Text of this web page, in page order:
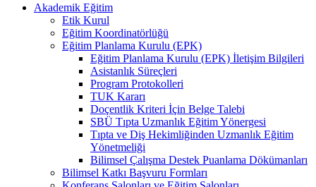
Akademik Eğitim
Etik Kurul
Eğitim Koordinatörlüğü
Eğitim Planlama Kurulu (EPK)
Eğitim Planlama Kurulu (EPK) İletişim Bilgileri
Asistanlık Süreçleri
Program Protokolleri
TUK Kararı
Doçentlik Kriteri İçin Belge Talebi
SBÜ Tıpta Uzmanlık Eğitim Yönergesi
Tıpta ve Diş Hekimliğinden Uzmanlık Eğitim
Yönetmeliği
Bilimsel Çalışma Destek Puanlama Dökümanları
Bilimsel Katkı Başvuru Formları